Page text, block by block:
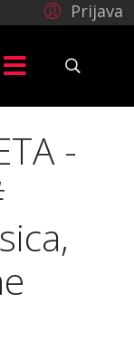
Prijava
-